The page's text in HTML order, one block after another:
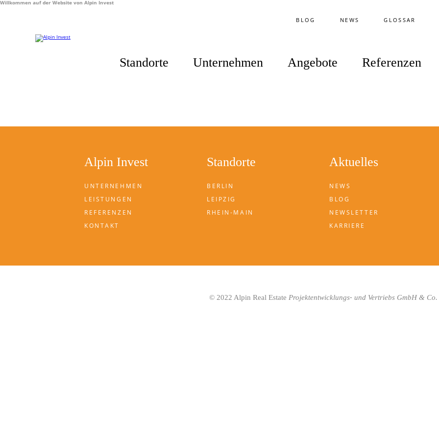
Willkommen auf der Website von Alpin Invest
BLOG NEWS GLOSSAR
Standorte Unternehmen Angebote Referenzen
Alpin Invest
UNTERNEHMEN
LEISTUNGEN
REFERENZEN
KONTAKT
Standorte
BERLIN
LEIPZIG
RHEIN-MAIN
Aktuelles
NEWS
BLOG
NEWSLETTER
KARRIERE
© 2022 Alpin Real Estate Projektentwicklungs- und Vertriebs GmbH & Co.